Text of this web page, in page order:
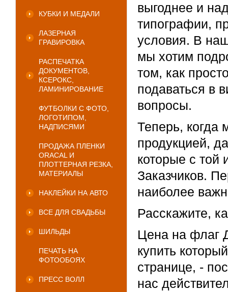
КУБКИ И МЕДАЛИ
ЛАЗЕРНАЯ
ГРАВИРОВКА
РАСПЕЧАТКА
ДОКУМЕНТОВ,
КСЕРОКС,
ЛАМИНИРОВАНИЕ
ФУТБОЛКИ С ФОТО,
ЛОГОТИПОМ,
НАДПИСЯМИ
ПРОДАЖА ПЛЕНКИ
ORACAL И
ПЛОТТЕРНАЯ РЕЗКА,
МАТЕРИАЛЫ
НАКЛЕЙКИ НА АВТО
ВСЕ ДЛЯ СВАДЬБЫ
ШИЛЬДЫ
ПЕЧАТЬ НА
ФОТООБОЯХ
ПРЕСС ВОЛЛ
выгоднее и
типографии,
условия. В
мы хотим
том, как
подаваться в
вопросы.
Теперь, когда
продукцией,
которые с той
Заказчиков.
наиболее
Расскажите,
Цена на флаг
купить
странице, -
нас